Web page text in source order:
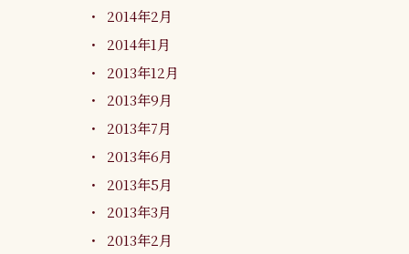
2014年2月
2014年1月
2013年12月
2013年9月
2013年7月
2013年6月
2013年5月
2013年3月
2013年2月